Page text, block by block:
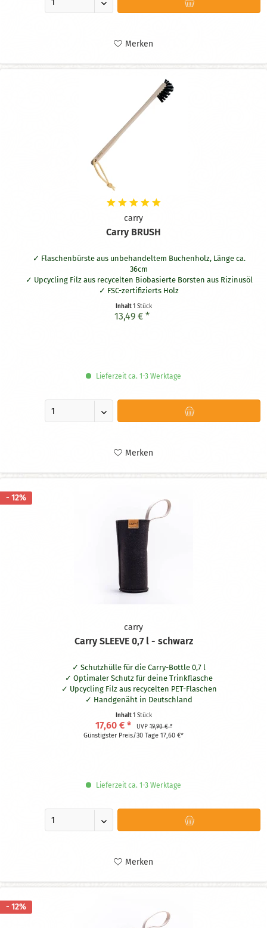
Merken
carry
Carry BRUSH
Flaschenbürste aus unbehandeltem Buchenholz, Länge ca.
36cm
Upcycling Filz aus recycelten Biobasierte Borsten aus Rizinusöl
FSC-zertifizierts Holz
100% vegan
Bietet einfache Reinigung dank passender Form
Ideal für Flaschenhälse mit einem minimalen Durchmesser
Inhalt1 Stück
13,49 € *
Lieferzeit ca. 1-3 Werktage
Merken
- 12%
carry
Carry SLEEVE 0,7 l - schwarz
Schutzhülle für die Carry-Bottle 0,7 l
Optimaler Schutz für deine Trinkflasche
Upcycling Filz aus recycelten PET-Flaschen
Handgenäht in Deutschland
Waschbar bei 30° Grad
Praktische Schlaufe aus naturbelassener Baumwolle
Hält dein Getränk bis zu zwei Stunden länger kalt oder warm
Inhalt1 Stück
17,60 € * UVP19,90 € *
Günstigster Preis/30 Tage 17,60 €*
Lieferzeit ca. 1-3 Werktage
Merken
- 12%